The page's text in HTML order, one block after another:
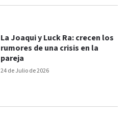
24 de Julio de 2026
La Joaqui y Luck Ra: crecen los
rumores de una crisis en la
pareja